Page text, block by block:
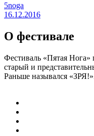
5noga
16.12.2016
О фестивале
Фестиваль «Пятая Нога»
старый и
Раньше назывался